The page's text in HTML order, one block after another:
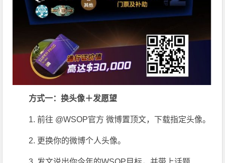
方式一：换头像＋发愿望
1. 前往 @WSOP官方 微博置顶文，下载指定头像。
2. 更换你的微博个人头像。